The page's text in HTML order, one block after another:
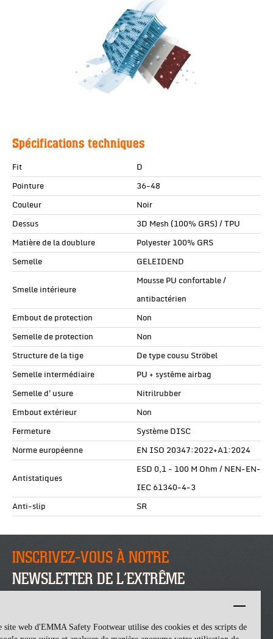
site web d'EMMA Safety Footwear utilise des cookies et des scripts de
Spécifications techniques
Fit
D
Pointure
36-48
Couleur
Noir
Dessus
3D Mesh (100% GRS) / TPU
Matière de la doublure
Polyester 100% GRS
Semelle
GELEIDEND
Smelle intérieure
Mousse PU confortable /
antibactérien
Embout de protection
Non
Semelle de protection
Non
Structure de la tige
De type cousu Ströbel
Semelle intermédiaire
PU + systême airbag
Semelle d'usure
Nitrilrubber
Embout extérieur
Non
Fermeture
Système DISC
Norme européenne
EN ISO 20347:2022+A1:2024
Antistatiques
ESD 0,1 - 100 M Ohm / NEN-EN-
IEC 61340-4-3
Anti-slip
SR
INSCRIVEZ-VOUS À NOTRE
NEWSLETTER DE L’EXTRÊME